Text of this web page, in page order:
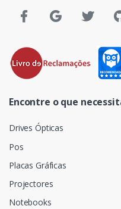
Encontre o que
Drives Ópticas
Pos
Placas Gráficas
Projectores
Notebooks